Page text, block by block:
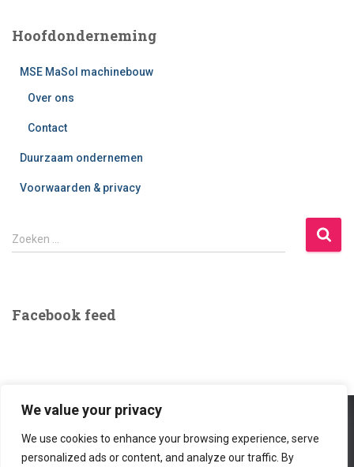
We value your privacy
We use cookies to enhance your browsing experience, serve
personalized ads or content, and analyze our traffic. By
Hoofdonderneming
MSE MaSol machinebouw
Over ons
Contact
Duurzaam ondernemen
Voorwaarden & privacy
Z
o
n
Zoeken …
Facebook feed
MODULAIRE MACHINE FLESSEN VULMACHINE TÕTÕ